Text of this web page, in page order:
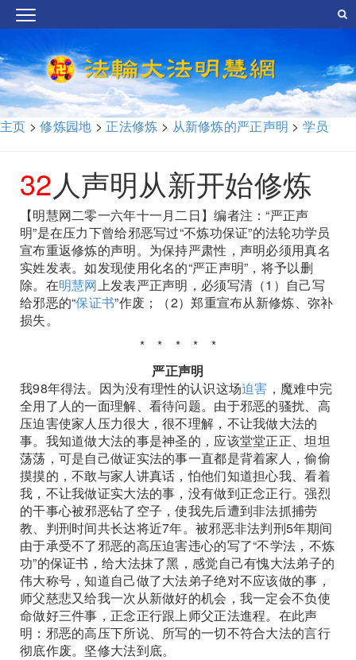
主页 >修炼园地 > 正法修炼 > 从新修炼的严正声明 > 学员
32人声明从新开始修炼
【明慧网二零一六年十一月二日】编者注：“严正声
明”是在压力下曾给邪恶写过“不炼功保证”的法轮功学员
宣布重返修炼的声明。为保持严肃性，声明必须用真名
实姓发表。如发现使用化名的“严正声明”，将予以删
除。在明慧网上发表严正声明，必须写清（1）自己写
给邪恶的“保证书”作废；（2）郑重宣布从新修炼、弥补
损失。
* * * * *
严正声明
我98年得法。因为没有理性的认识这场迫害 ，魔难中完
全用了人的一面理解、看待问题。由于邪恶的骚扰、高
压迫害使家人压力很大，很不理解，不让我做大法的
事。我知道做大法的事是神圣的，应该堂堂正正、坦坦
荡荡，可是自己做证实法的事一直都是背着家人，偷偷
摸摸的，不敢与家人讲真话，怕他们知道担心我、看着
我，不让我做证实大法的事，没有做到正念正行。强烈
的干事心被邪恶钻了空子，使我先后遭到非法抓捕劳
教、判刑时间共长达将近7年。被邪恶非法判刑5年期间
由于承受不了邪恶的高压迫害违心的写了“不学法，不炼
功”的保证书，给大法抹了黑，感觉自己有愧大法弟子的
伟大称号，知道自己做了大法弟子绝对不应该做的事，
师父慈悲又给我一次从新做好的机会，我一定会不负使
命做好三件事，正念正行跟上师父正法進程。在此声
明：邪恶的高压下所说、所写的一切不符合大法的言行
彻底作废。坚修大法到底。